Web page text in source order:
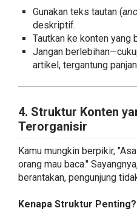
Gunakan teks tautan (
deskriptif.
Tautkan ke konten yang
Jangan
artikel, tergantung
4. Struktur Konten
Terorganisir
Kamu mungkin berpikir,
orang mau baca."
berantakan, pengunjung
Kenapa Struktur Penting?